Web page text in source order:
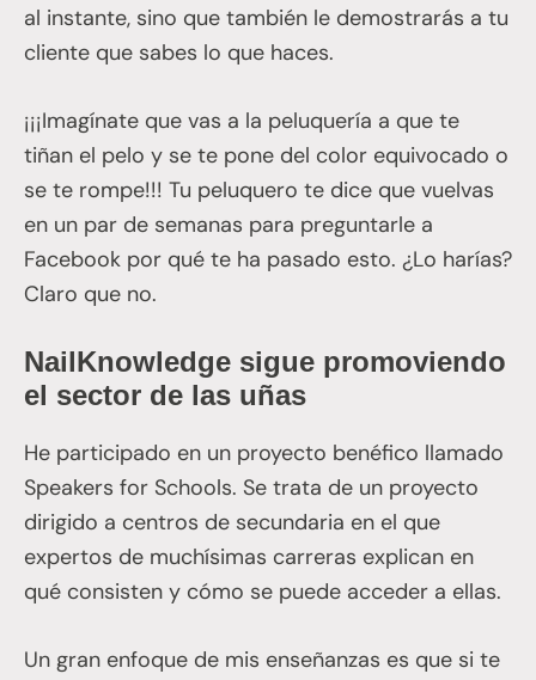
al instante, sino que también le demostrarás a tu
cliente que sabes lo que haces.
¡¡¡Imagínate que vas a la peluquería a que te
tiñan el pelo y se te pone del color equivocado o
se te rompe!!! Tu peluquero te dice que vuelvas
en un par de semanas para preguntarle a
Facebook por qué te ha pasado esto. ¿Lo harías?
Claro que no.
NailKnowledge sigue promoviendo
el sector de las uñas
He participado en un proyecto benéfico llamado
Speakers for Schools. Se trata de un proyecto
dirigido a centros de secundaria en el que
expertos de muchísimas carreras explican en
qué consisten y cómo se puede acceder a ellas.
Un gran enfoque de mis enseñanzas es que si te